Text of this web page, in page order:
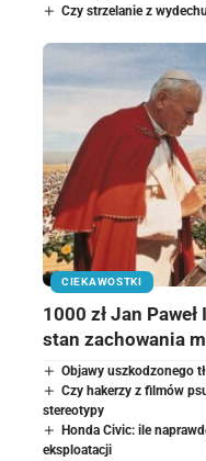
Czy strzelanie z
CIEKAWOSTKI
1000 zł Jan
stan zachowania
Objawy uszkodzonego
Czy hakerzy z filmów
stereotypy
Honda Civic: ile
eksploatacji